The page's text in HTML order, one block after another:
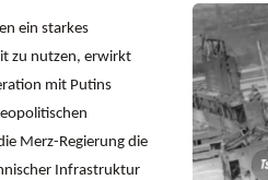
ein starkes
zu nutzen, erwirkt
mit Putins
Merz-Regierung die
Infrastruktur